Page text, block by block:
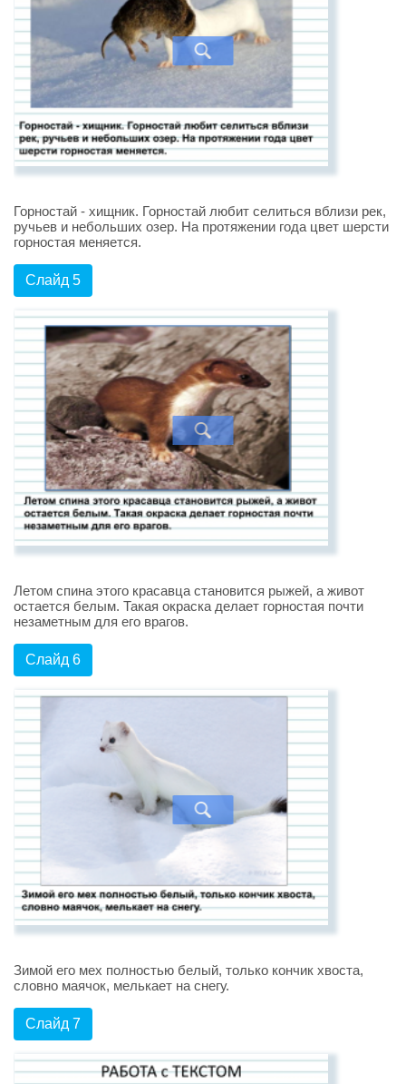
Горностай - хищник. Горностай любит селиться вблизи рек,
ручьев и небольших озер. На протяжении года цвет шерсти
горностая меняется.
Слайд 5
Летом спина этого красавца становится рыжей, а живот
остается белым. Такая окраска делает горностая почти
незаметным для его врагов.
Слайд 6
Зимой его мех полностью белый, только кончик хвоста,
словно маячок, мелькает на снегу.
Слайд 7